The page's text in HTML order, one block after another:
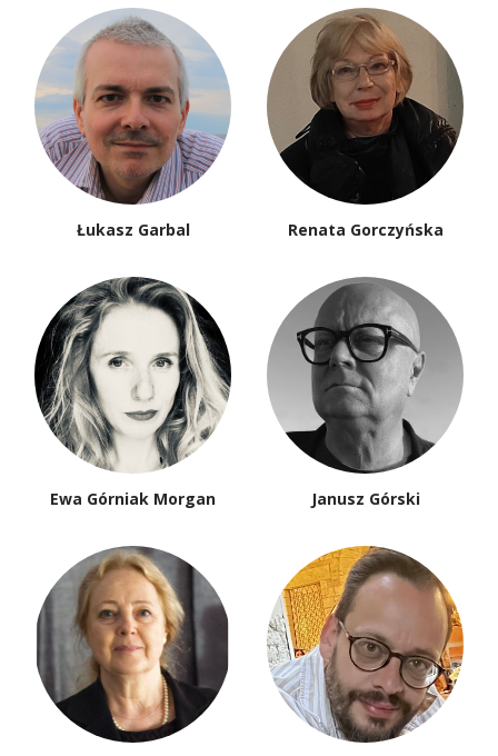
Łukasz Garbal Renata Gorczyńska
Ewa Górniak Morgan Janusz Górski